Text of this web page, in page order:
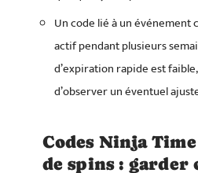
Un code lié à un
actif pendant plusieurs
d’expiration rapide est
d’observer un éventuel
Codes Ninja
de spins : garder